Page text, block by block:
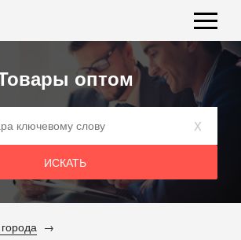
оптом
x